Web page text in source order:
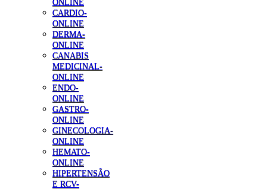
CARDIO-
ONLINE
DERMA-
ONLINE
CANABIS
MEDICINAL-
ONLINE
ENDO-
ONLINE
GASTRO-
ONLINE
GINECOLOGIA-
ONLINE
HEMATO-
ONLINE
HIPERTENSÃO
E RCV-